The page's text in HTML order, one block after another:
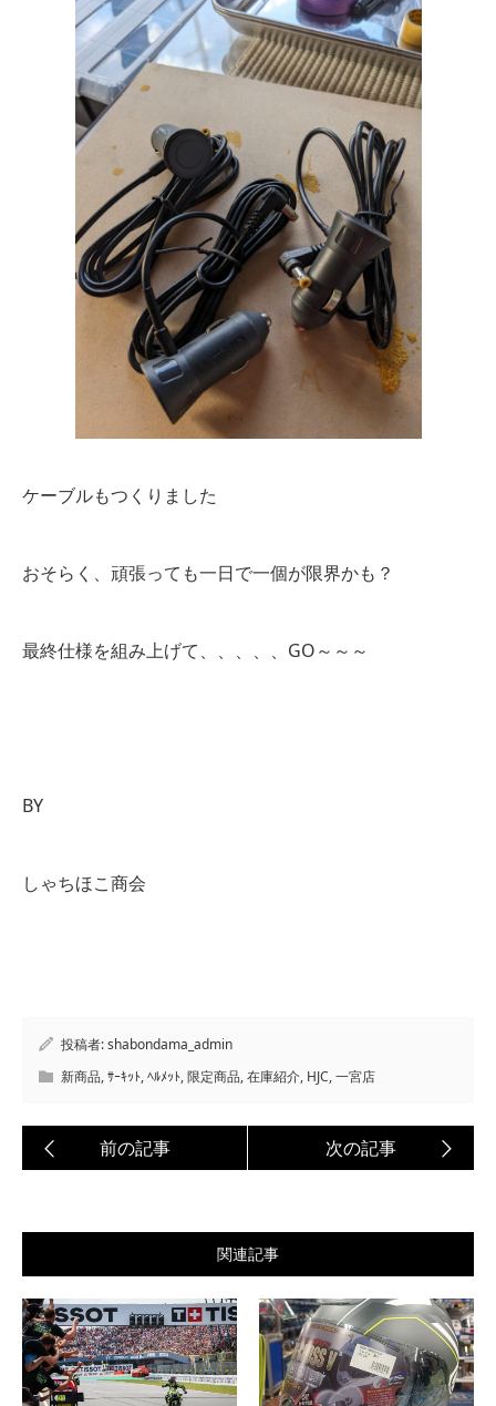
ケーブルもつくりました
おそらく、頑張っても一日で一個が限界かも？
最終仕様を組み上げて、、、、、GO～～～
BY
しゃちほこ商会
投稿者:shabondama_admin
新商品,ｻｰｷｯﾄ,ﾍﾙﾒｯﾄ,限定商品,在庫紹介, HJC,一宮店
関連記事